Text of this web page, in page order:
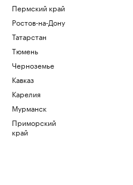
Пермский край
Ростов-на-Дону
Татарстан
Тюмень
Черноземье
Кавказ
Карелия
Мурманск
Приморский
край